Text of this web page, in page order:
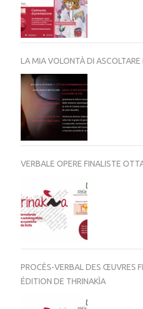
LA MIA VOLONTÀ DI ASCOLTARE
VERBALE OPERE FINALISTE
PROCÈS-VERBAL DES ŒUVRES
ÉDITION DE THRINAKÌA